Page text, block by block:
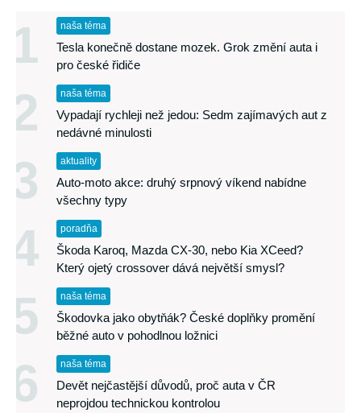
1 naša téma
Tesla konečně dostane mozek. Grok změní auta i
pro české řidiče
2 naša téma
Vypadají rychleji než jedou: Sedm zajímavých aut z
nedávné minulosti
3 aktuality
Auto-moto akce: druhý srpnový víkend nabídne
všechny typy
4 poradňa
Škoda Karoq, Mazda CX-30, nebo Kia XCeed?
Který ojetý crossover dává největší smysl?
5 naša téma
Škodovka jako obytňák? České doplňky promění
běžné auto v pohodlnou ložnici
6 naša téma
Devět nejčastější důvodů, proč auta v ČR
neprojdou technickou kontrolou